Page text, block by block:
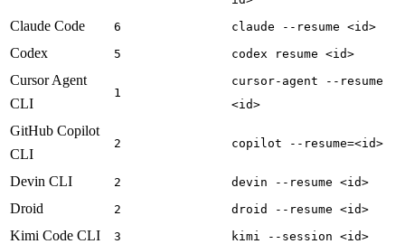
Claude Code 6 claude --resume <id>
Codex 5 codex resume <id>
Cursor Agent
CLI
1
cursor-agent --resume
<id>
GitHub Copilot
CLI
2 copilot --resume=<id>
Devin CLI 2 devin --resume <id>
Droid 2 droid --resume <id>
Kimi Code CLI 3 kimi --session <id>